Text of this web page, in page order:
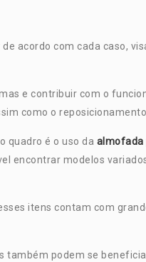
acordo com cada caso,
e contribuir com o
como o
quadro é o uso da almofada
encontrar modelos
itens contam com
também podem se